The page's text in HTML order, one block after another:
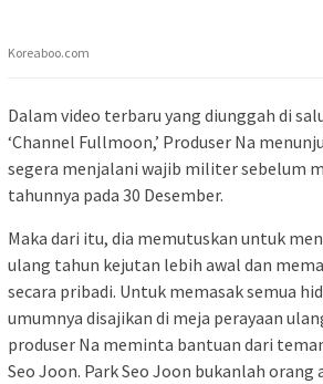
Koreaboo.com
Dalam video terbaru yang diunggah di
‘Channel Fullmoon,’ Produser Na
segera menjalani wajib militer sebelum
tahunnya pada 30 Desember.
Maka dari itu, dia memutuskan untuk
ulang tahun kejutan lebih awal dan
secara pribadi. Untuk memasak semua
umumnya disajikan di meja perayaan
produser Na meminta bantuan dari
Seo Joon. Park Seo Joon bukanlah orang